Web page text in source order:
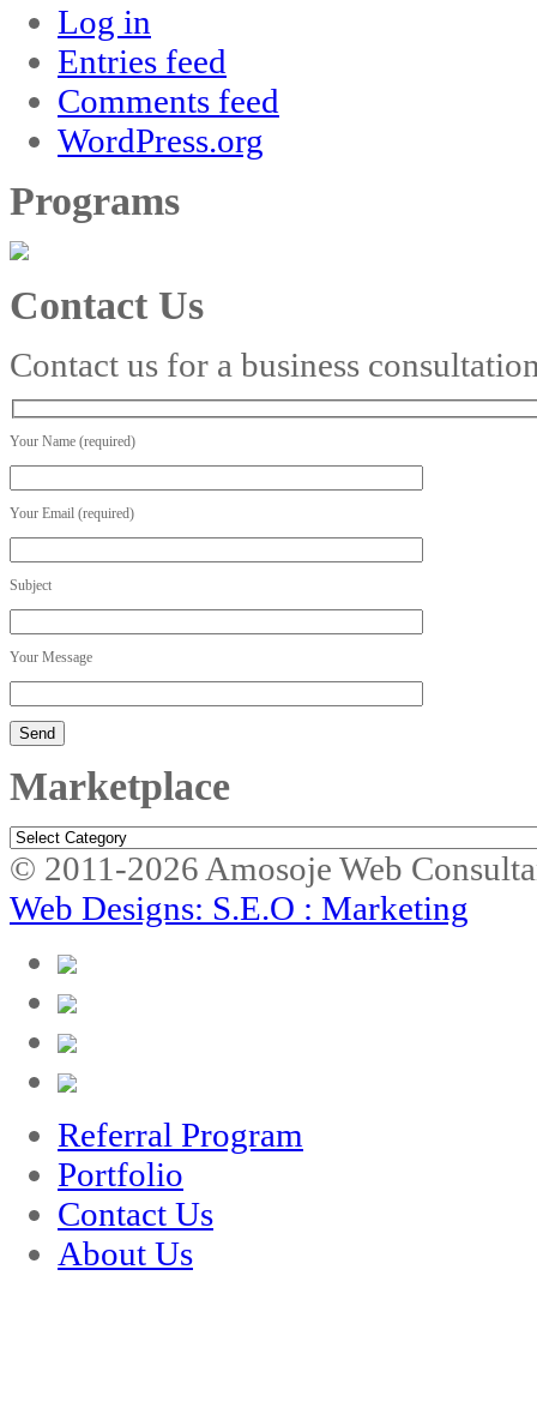
Log in
Entries feed
Comments feed
WordPress.org
Programs
Contact Us
Contact us for a business
Your Name (required)
Your Email (required)
Subject
Your Message
Marketplace
Marketplace
© 2011-2026 Amosoje Web
Web Designs: S.E.O : Marketing
Referral Program
Portfolio
Contact Us
About Us